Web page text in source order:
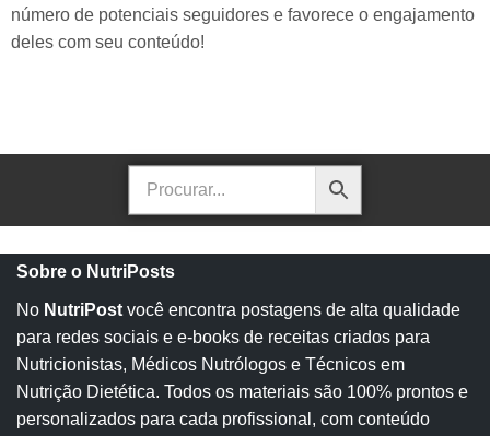
número de potenciais seguidores e favorece o engajamento
deles com seu conteúdo!
Sobre o NutriPosts
No NutriPost você encontra postagens de alta qualidade
para redes sociais e e-books de receitas criados para
Nutricionistas, Médicos Nutrólogos e Técnicos em
Nutrição Dietética. Todos os materiais são 100% prontos e
personalizados para cada profissional, com conteúdo